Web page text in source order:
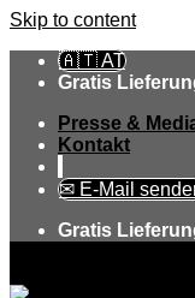
Skip to content
🇦🇹 AT
Gratis
Presse &
Kontakt
✉ E-Mail
Gratis